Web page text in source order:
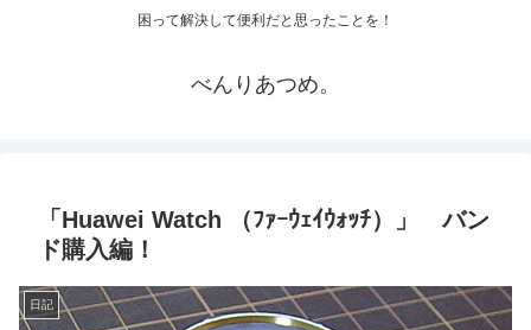
困って解決して便利だと思ったことを！
べんりあつめ。
「Huawei Watch （ﾌｧｰｳｪｲｳｫｯﾁ）」 バン
ド購入編！
日記